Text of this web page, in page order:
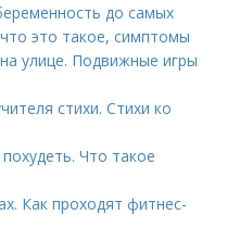
до самых
это такое, симптомы
улице. Подвижные игры
стихи. Стихи ко
Что такое
Как проходят фитнес-